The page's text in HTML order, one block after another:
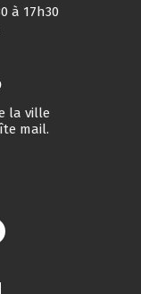
à 17h30
la ville
mail.
FacebookInstagram
le compte Linkedin
vers la chaîne